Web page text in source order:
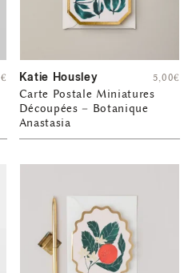
€ Katie Housley
Carte Postale Miniatures
Découpées – Botanique
Anastasia
5,00€